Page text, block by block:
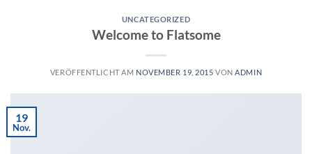
UNCATEGORIZED
Welcome to Flatsome
VERÖFFENTLICHT AM NOVEMBER 19, 2015 VONADMIN
19
Nov.